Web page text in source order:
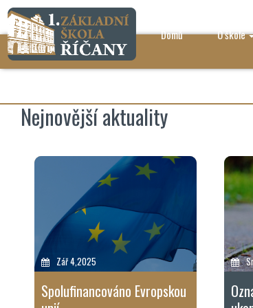
Domů O škole
Nejnovější aktuality
Zář 4,2025
Spolufinancováno Evropskou